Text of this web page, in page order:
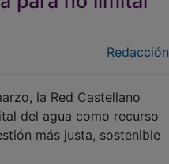
Redacción
la Red Castellano
del agua como recurso
más justa, sostenible